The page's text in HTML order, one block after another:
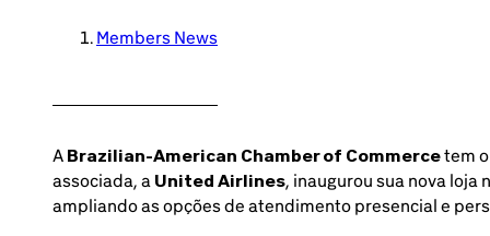
Members News
A Brazilian-American Chamber of Commercetem
associada, a United Airlines, inaugurou sua nova loja
ampliando as opções de atendimento presencial e